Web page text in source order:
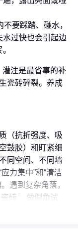
要踩踏、碰水，
过快也会引起边
灌注是最省事的补
瓷砖碎裂。养成
（抗折强度、吸
鼓胶）和盯紧细
同空间、不同墙
力集中”和“清洁
遇到复杂角落，
瓷砖
做倒角试